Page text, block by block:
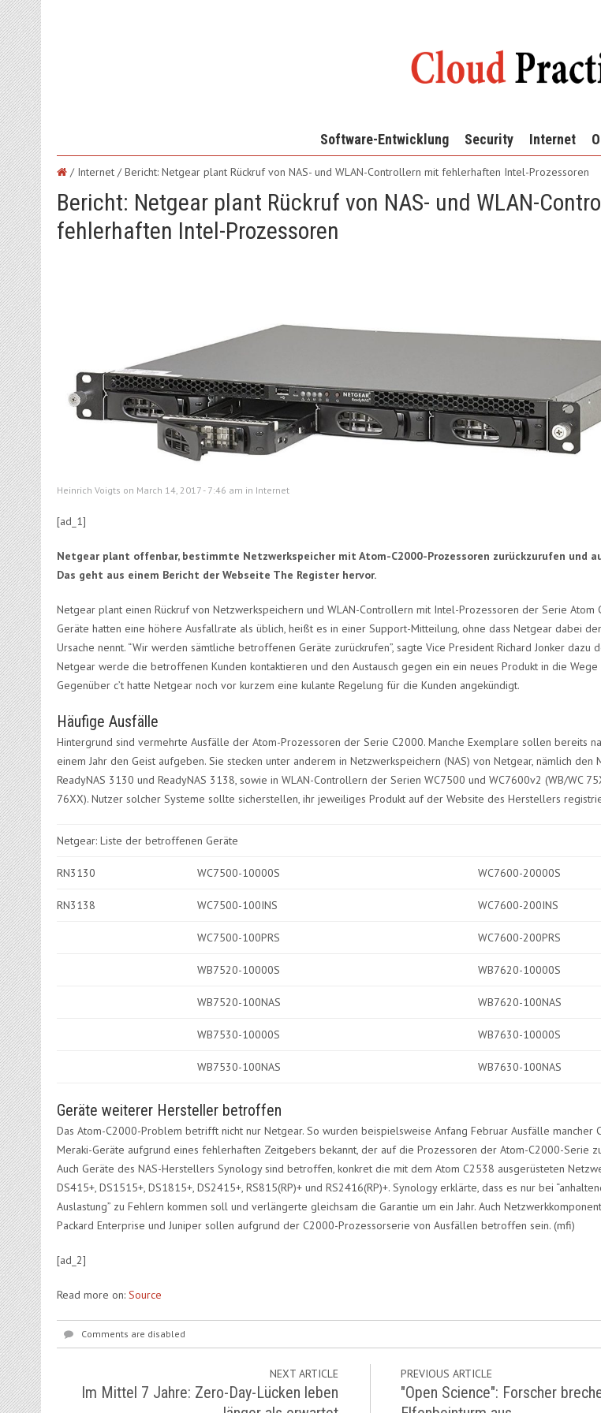
Software-Entwicklung Security Internet
/ Internet /Bericht: Netgear plant Rückruf von NAS- und WLAN-Controllern mit fehlerhaften Intel-Prozessoren
Bericht: Netgear plant Rückruf von NAS- und WLAN-
fehlerhaften Intel-Prozessoren
Heinrich Voigts on March 14, 2017 - 7:46 am in Internet
[ad_1]
Netgear plant offenbar, bestimmte Netzwerkspeicher mit Atom-C2000-Prozessoren zurückzurufen und
Das geht aus einem Bericht der Webseite The Register hervor.
Netgear plant einen Rückruf von Netzwerkspeichern und WLAN-Controllern mit Intel-Prozessoren der Serie Atom
Geräte hatten eine höhere Ausfallrate als üblich, heißt es in einer Support-Mitteilung, ohne dass Netgear dabei
Ursache nennt. “Wir werden sämtliche betroffenen Geräte zurückrufen”, sagte Vice President Richard Jonker dazu
Netgear werde die betroffenen Kunden kontaktieren und den Austausch gegen ein ein neues Produkt in die Wege
Gegenüber c’t hatte Netgear noch vor kurzem eine kulante Regelung für die Kunden angekündigt.
Häufige Ausfälle
Hintergrund sind vermehrte Ausfälle der Atom-Prozessoren der Serie C2000. Manche Exemplare sollen bereits
einem Jahr den Geist aufgeben. Sie stecken unter anderem in Netzwerkspeichern (NAS) von Netgear, nämlich den
ReadyNAS 3130 und ReadyNAS 3138, sowie in WLAN-Controllern der Serien WC7500 und WC7600v2 (WB/WC
76XX). Nutzer solcher Systeme sollte sicherstellen, ihr jeweiliges Produkt auf der Website des Herstellers
Netgear: Liste der betroffenen Geräte
RN3130 WC7500-10000S WC7600-20000S
RN3138 WC7500-100INS WC7600-200INS
WC7500-100PRS WC7600-200PRS
WB7520-10000S WB7620-10000S
WB7520-100NAS WB7620-100NAS
WB7530-10000S WB7630-10000S
WB7530-100NAS WB7630-100NAS
Geräte weiterer Hersteller betroffen
Das Atom-C2000-Problem betrifft nicht nur Netgear. So wurden beispielsweise Anfang Februar Ausfälle mancher
Meraki-Geräte aufgrund eines fehlerhaften Zeitgebers bekannt, der auf die Prozessoren der Atom-C2000-Serie
Auch Geräte des NAS-Herstellers Synology sind betroffen, konkret die mit dem Atom C2538 ausgerüsteten
DS415+, DS1515+, DS1815+, DS2415+, RS815(RP)+ und RS2416(RP)+. Synology erklärte, dass es nur bei
Auslastung” zu Fehlern kommen soll und verlängerte gleichsam die Garantie um ein Jahr. Auch
Packard Enterprise und Juniper sollen aufgrund der C2000-Prozessorserie von Ausfällen betroffen sein. (mfi)
[ad_2]
Read more on: Source
Comments are disabled
NEXT ARTICLE
Im Mittel 7 Jahre: Zero-Day-Lücken leben
PREVIOUS ARTICLE
"Open Science": Forscher